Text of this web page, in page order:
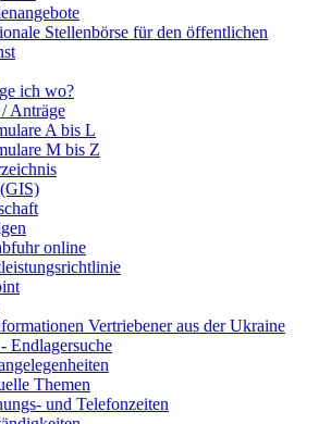
Stellenbörse für den öffentlichen
ich wo?
Anträge
A bis L
M bis Z
online
Vertriebener aus der Ukraine
Endlagersuche
Themen
und Telefonzeiten